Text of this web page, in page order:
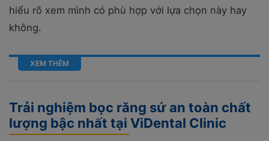
hiểu rõ xem mình có phù hợp với lựa chọn này hay
không.
XEM THÊM
Trải nghiệm bọc răng sứ an toàn chất
lượng bậc nhất tại ViDental Clinic